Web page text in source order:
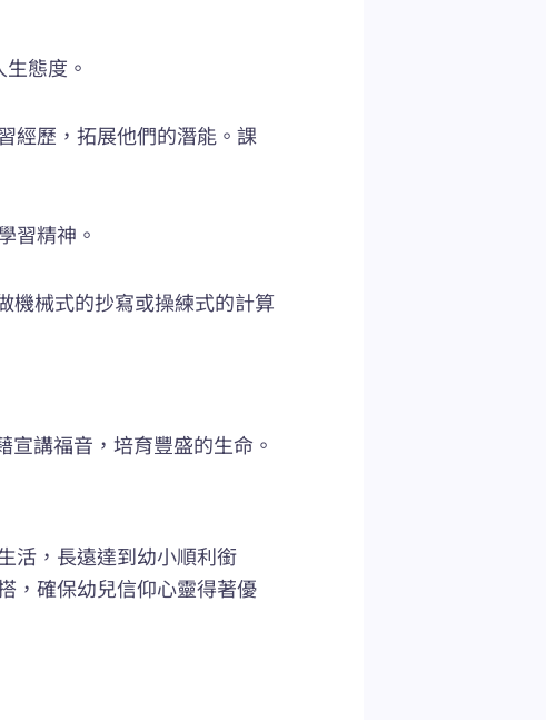
態度。
經歷，拓展他們的潛能。課
習精神。
機械式的抄寫或操練式的計算
講福音，培育豐盛的生命。
活，長遠達到幼小順利銜
，確保幼兒信仰心靈得著優